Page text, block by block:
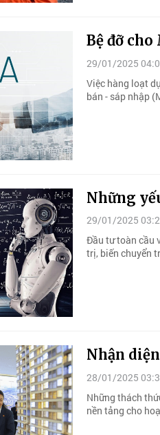
Bệ đỡ
29/01/2025
Việc hàng loạt
bán - sáp nhập
Những
29/01/2025
Đầu tư toàn cầu
trị, biến chuyển
Nhận
28/01/2025
Những thách
nền tảng cho